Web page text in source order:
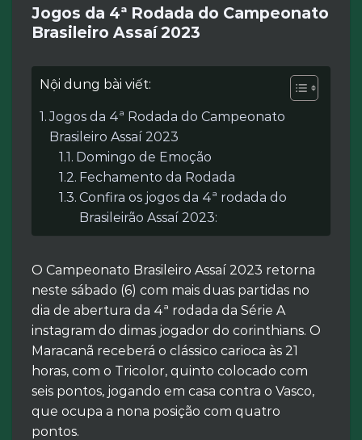
Jogos da 4ª Rodada do Campeonato
Brasileiro Assaí 2023
Nội dung bài viết:
Jogos da 4ª Rodada do Campeonato
Brasileiro Assaí 2023
Domingo de Emoção
Fechamento da Rodada
Confira os jogos da 4ª rodada do
Brasileirão Assaí 2023:
O Campeonato Brasileiro Assaí 2023 retorna
neste sábado (6) com mais duas partidas no
dia de abertura da 4ª rodada da Série A
instagram do dimas jogador do corinthians. O
Maracanã receberá o clássico carioca às 21
horas, com o Tricolor, quinto colocado com
seis pontos, jogando em casa contra o Vasco,
que ocupa a nona posição com quatro
pontos.